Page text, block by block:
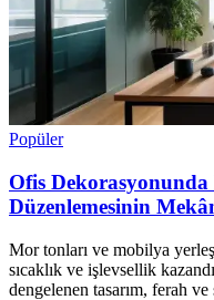
Popüler
Ofis
Düzenlemesinin
Mor tonları ve mobilya
sıcaklık ve işlevsellik
dengelenen tasarım, ferah